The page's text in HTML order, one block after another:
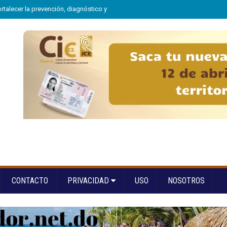
la prevención, diagnóstico y tratamiento de las hepatitis virales
CONTACTO PRIVACIDAD USO NOSOTROS